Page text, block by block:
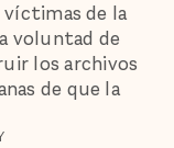
víctimas de la
voluntad de
los archivos
de que la